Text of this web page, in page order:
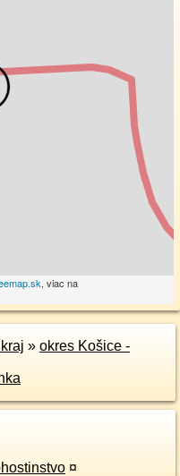
, viac na
» okres Košice -
¤